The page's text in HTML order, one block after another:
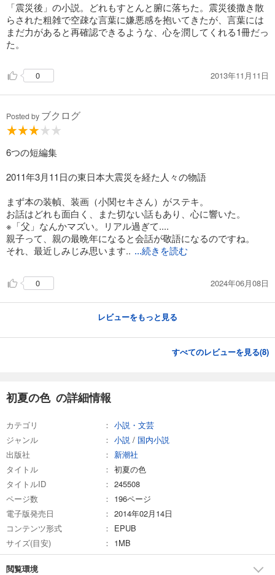
「震災後」の小説。どれもすとんと腑に落ちた。震災後撒き散
らされた粗雑で空疎な言葉に嫌悪感を抱いてきたが、言葉には
まだ力があると再確認できるような、心を潤してくれる1冊だっ
た。
0 2013年11月11日
Posted by ブクログ
6つの短編集
2011年3月11日の東日本大震災を経た人々の物語
まず本の装幀、装画（小関セキさん）がステキ。
お話はどれも面白く、また切ない話もあり、心に響いた。
※「父」なんかマズい。リアル過ぎて....
親子って、親の最晩年になると会話が敬語になるのですね。
それ、最近しみじみ思います.. ...続きを読む
0 2024年06月08日
レビューをもっと見る
すべてのレビューを見る(8)
初夏の色 の詳細情報
カテゴリ
小説・文芸
ジャンル
小説 / 国内小説
出版社
新潮社
タイトル
初夏の色
タイトルID
245508
ページ数
196ページ
電子版発売日
2014年02月14日
コンテンツ形式
EPUB
サイズ(目安)
1MB
閲覧環境